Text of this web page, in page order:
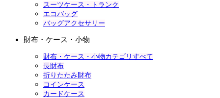
スーツケース・トランク
エコバッグ
バッグアクセサリー
財布・ケース・小物
財布・ケース・小物カテゴリすべて
長財布
折りたたみ財布
コインケース
カードケース